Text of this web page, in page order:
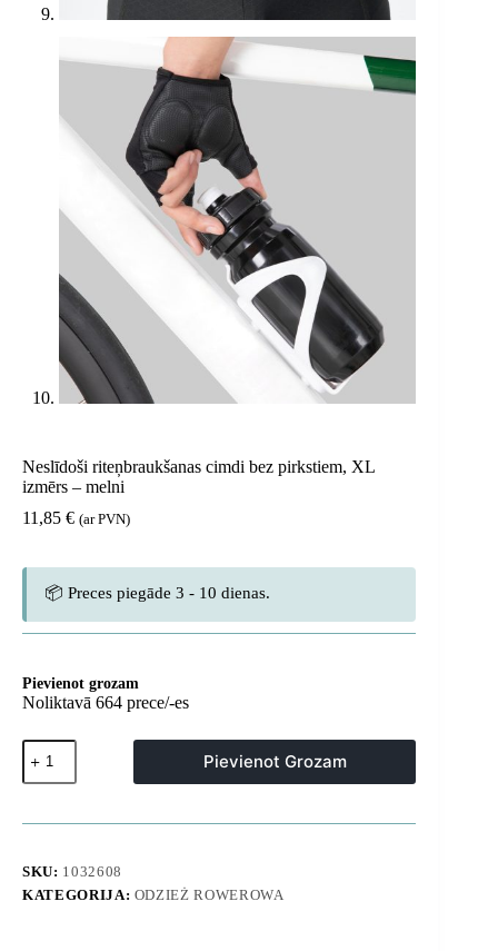
Neslīdoši riteņbraukšanas cimdi bez pirkstiem, XL
izmērs – melni
11,85 € (ar PVN)
📦 Preces piegāde 3 - 10 dienas.
Pievienot grozam
Noliktavā 664 prece/-es
Neslīdoši
riteņbraukšanas
cimdi
pirkstiem,
-
melni
Pievienot Grozam
SKU: 1032608
KATEGORIJA: ODZIEŻ ROWEROWA